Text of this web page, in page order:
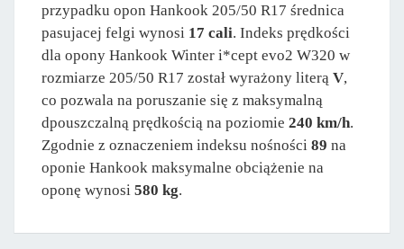
przypadku opon Hankook 205/50 R17 średnica
pasujacej felgi wynosi 17 cali. Indeks prędkości
dla opony Hankook Winter i*cept evo2 W320 w
rozmiarze 205/50 R17 został wyrażony literą V,
co pozwala na poruszanie się z maksymalną
dpouszczalną prędkością na poziomie 240 km/h.
Zgodnie z oznaczeniem indeksu nośności 89 na
oponie Hankook maksymalne obciążenie na
oponę wynosi 580 kg.